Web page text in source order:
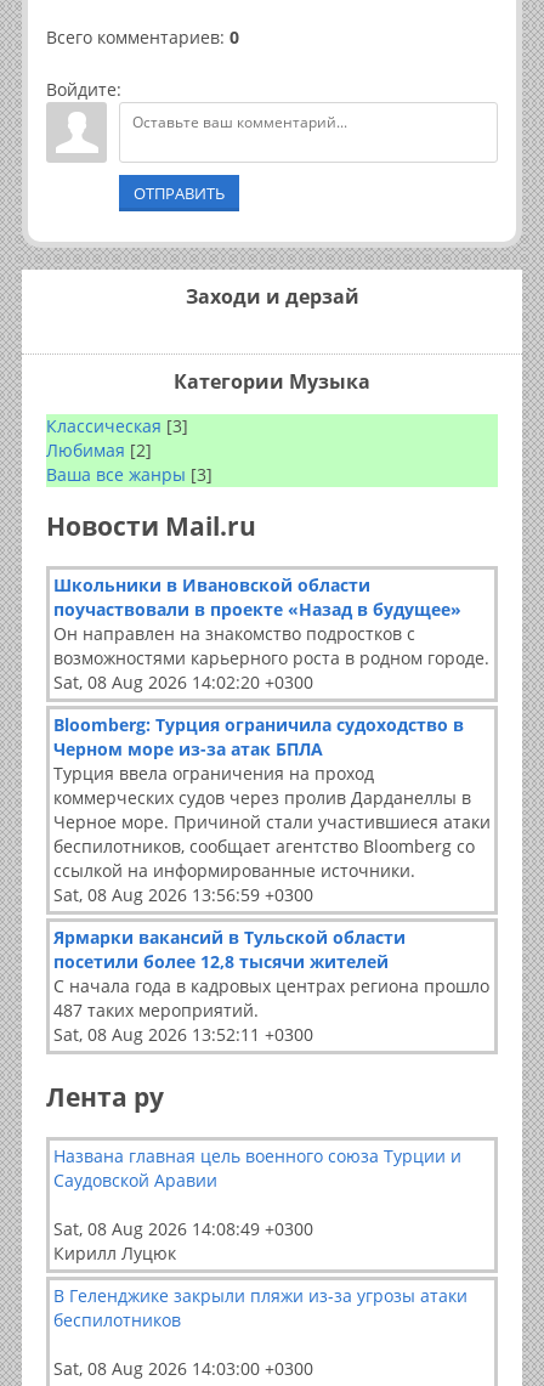
Всего комментариев: 0
Войдите:
ОТПРАВИТЬ
Заходи и дерзай
Категории Музыка
Классическая [3]
Любимая [2]
Ваша все жанры [3]
Новости Mail.ru
Школьники в Ивановской области
поучаствовали в проекте «Назад в будущее»
Он направлен на знакомство подростков с
возможностями карьерного роста в родном городе.
Sat, 08 Aug 2026 14:02:20 +0300
Bloomberg: Турция ограничила судоходство в
Черном море из-за атак БПЛА
Турция ввела ограничения на проход
коммерческих судов через пролив Дарданеллы в
Черное море. Причиной стали участившиеся атаки
беспилотников, сообщает агентство Bloomberg со
ссылкой на информированные источники.
Sat, 08 Aug 2026 13:56:59 +0300
Ярмарки вакансий в Тульской области
посетили более 12,8 тысячи жителей
С начала года в кадровых центрах региона прошло
487 таких мероприятий.
Sat, 08 Aug 2026 13:52:11 +0300
Лента ру
Названа главная цель военного союза Турции и
Саудовской Аравии
Sat, 08 Aug 2026 14:08:49 +0300
Кирилл Луцюк
В Геленджике закрыли пляжи из-за угрозы атаки
беспилотников
Sat, 08 Aug 2026 14:03:00 +0300